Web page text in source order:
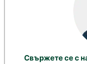
Свържете се с